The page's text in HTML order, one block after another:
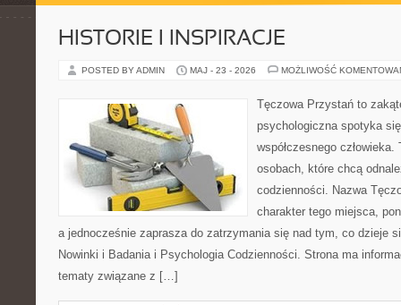
HISTORIE I INSPIRACJE
POSTED BY ADMIN MAJ - 23 - 2026 MOŻLIWOŚĆ
Tęczowa Przystań to
psychologiczna spotyka
współczesnego
osobach, które chcą
codzienności. Nazwa
charakter tego miejsca,
a jednocześnie zaprasza do zatrzymania się nad tym, co dzieje
Nowinki i Badania i Psychologia Codzienności. Strona ma
tematy związane z […]